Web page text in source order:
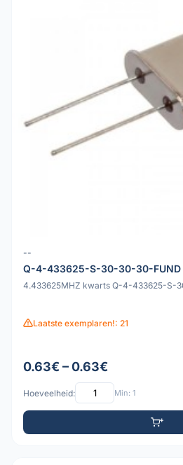
--
Q-4-433625-S-30-30-30-FUND
4.433625MHZ kwarts Q-4-433625-S-
Laatste exemplaren!: 21
0.63€ – 0.63€
Hoeveelheid: Min: 1